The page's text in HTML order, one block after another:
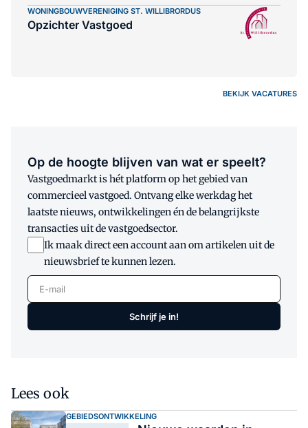
WONINGBOUWVERENIGING ST. WILLIBRORDUS
Opzichter Vastgoed
BEKIJK VACATURES
Op de hoogte blijven van wat er speelt?
Vastgoedmarkt is hét platform op het gebied van
commercieel vastgoed. Ontvang elke werkdag het
laatste nieuws, ontwikkelingen én de belangrijkste
transacties uit de vastgoedsector.
Ik maak direct een account aan om artikelen uit de
nieuwsbrief te kunnen lezen.
E-mail
Schrijf je in!
Lees ook
GEBIEDSONTWIKKELING